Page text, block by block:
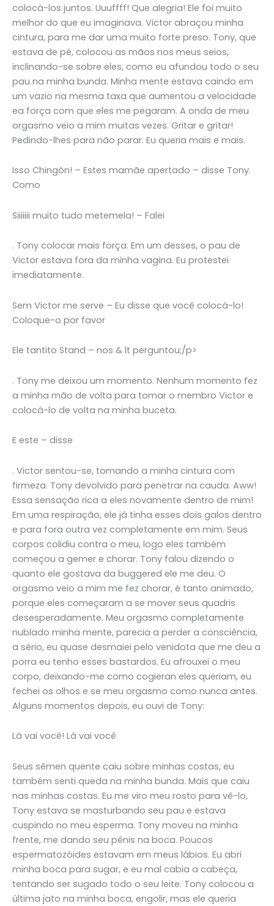
colocá-los juntos. Uuuffff! Que alegria! Ele foi muito
melhor do que eu imaginava. Victor abraçou minha
cintura, para me dar uma muito forte preso. Tony, que
estava de pé, colocou as mãos nos meus seios,
inclinando-se sobre eles, como eu afundou todo o seu
pau na minha bunda. Minha mente estava caindo em
um vazio na mesma taxa que aumentou a velocidade
ea força com que eles me pegaram. A onda de meu
orgasmo veio a mim muitas vezes. Gritar e gritar!
Pedindo-lhes para não parar. Eu queria mais e mais.
Isso Chingón! – Estes mamãe apertado – disse Tony.
Como
Siiiiiii muito tudo metemela! – Falei
. Tony colocar mais força. Em um desses, o pau de
Victor estava fora da minha vagina. Eu protestei
imediatamente.
Sem Victor me serve – Eu disse que você colocá-lo!
Coloque-o por favor
Ele tantito Stand – nos & lt perguntou;/p>
. Tony me deixou um momento. Nenhum momento fez
a minha mão de volta para tomar o membro Victor e
colocá-lo de volta na minha buceta.
E este – disse
. Victor sentou-se, tomando a minha cintura com
firmeza. Tony devolvido para penetrar na cauda. Aww!
Essa sensação rica a eles novamente dentro de mim!
Em uma respiração, ele já tinha esses dois galos dentro
e para fora outra vez completamente em mim. Seus
corpos colidiu contra o meu, logo eles também
começou a gemer e chorar. Tony falou dizendo o
quanto ele gostava da buggered ele me deu. O
orgasmo veio a mim me fez chorar, é tanto animado,
porque eles começaram a se mover seus quadris
desesperadamente. Meu orgasmo completamente
nublado minha mente, parecia a perder a consciência,
a sério, eu quase desmaiei pelo venidota que me deu a
porra eu tenho esses bastardos. Eu afrouxei o meu
corpo, deixando-me como cogieran eles queriam, eu
fechei os olhos e se meu orgasmo como nunca antes.
Alguns momentos depois, eu ouvi de Tony:
Lá vai você! Lá vai você
Seus sêmen quente caiu sobre minhas costas, eu
também senti queda na minha bunda. Mais que caiu
nas minhas costas. Eu me viro meu rosto para vê-lo,
Tony estava se masturbando seu pau e estava
cuspindo no meu esperma. Tony moveu na minha
frente, me dando seu pênis na boca. Poucos
espermatozóides estavam em meus lábios. Eu abri
minha boca para sugar, e eu mal cabia a cabeça,
tentando ser sugado todo o seu leite. Tony colocou a
última jato na minha boca, engolir, mas ele queria